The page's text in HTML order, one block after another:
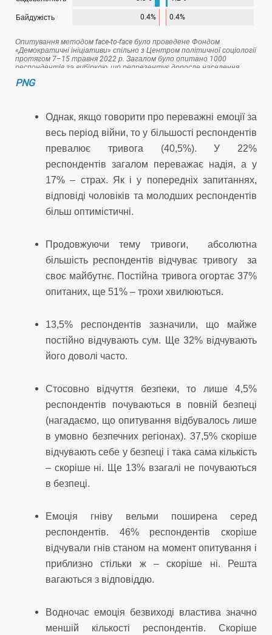
PNG
Однак, якщо говорити про переважні емоції за
весь період війни, то у більшості респондентів
превалює тривога (40,5%). У 22%
респондентів загалом переважає надія, а у
17% – страх. Як і у попередніх запитаннях,
відповіді чоловіків та молодших респондентів
більш оптимістичні.
Продовжуючи тему тривоги, абсолютна
більшість респондентів відчуває тривогу за
своє майбутнє. Постійна тривога огортає 37%
опитаних, ще 51% – трохи хвилюються.
13,5% респондентів зазначили, що майже
постійно відчувають сум. Ще 32% відчувають
його доволі часто.
Стосовно відчуття безпеки, то лише 4,5%
респондентів почуваються в повній безпеці
(нагадаємо, що опитування відбувалось лише
в умовно безпечних регіонах). 37,5% скоріше
відчувають себе у безпеці і така сама кількість
– скоріше ні. Ще 13% взагалі не почуваються
в безпеці.
Емоція гніву вельми поширена серед
респондентів. 46% респондентів скоріше
відчували гнів станом на момент опитування і
приблизно стільки ж – скоріше ні. Решта
вагаються з відповіддю.
Водночас емоція безвиході властива значно
меншій кількості респондентів. Скоріше